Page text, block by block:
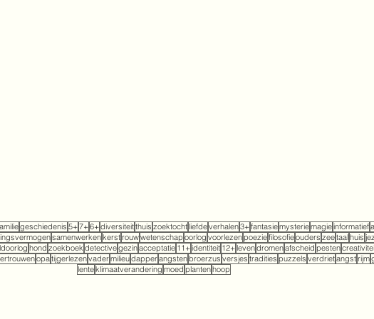
geschiedenis 5+7+6+diversiteitthuis zoektochtliefdeverhalen3+fantasiemysteriemagieinformatief
samenwerkenkerstrouwwetenschap oorlog voorlezenpoeziefilosofieouders zeetaalhuis
hond zoekboek detectivegezinacceptatie 11+identiteit 12+levendromenafscheid pesten
opatijgerlezenvadermilieudapperangstenbroerzus versjes tradities puzzels verdrietangstrijm
lenteklimaatverandering moed plantenhoop